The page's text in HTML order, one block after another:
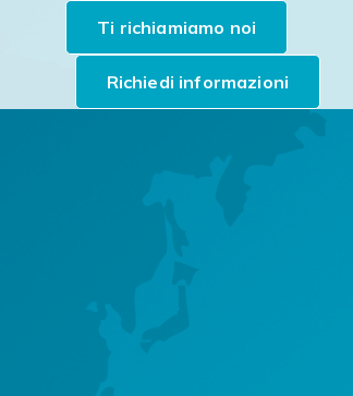
Ti richiamiamo noi
Richiedi informazioni